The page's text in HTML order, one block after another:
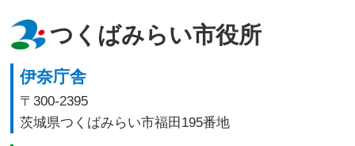
つくばみらい市役所
伊奈庁舎
〒300-2395
茨城県つくばみらい市福田195番地